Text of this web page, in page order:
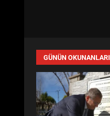
GÜNÜN OKUNANLARI